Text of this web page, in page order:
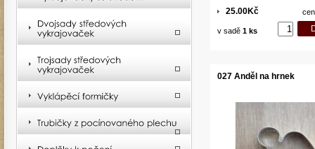
25.00Kč
v sadě 1 ks
027 Anděl na hrnek